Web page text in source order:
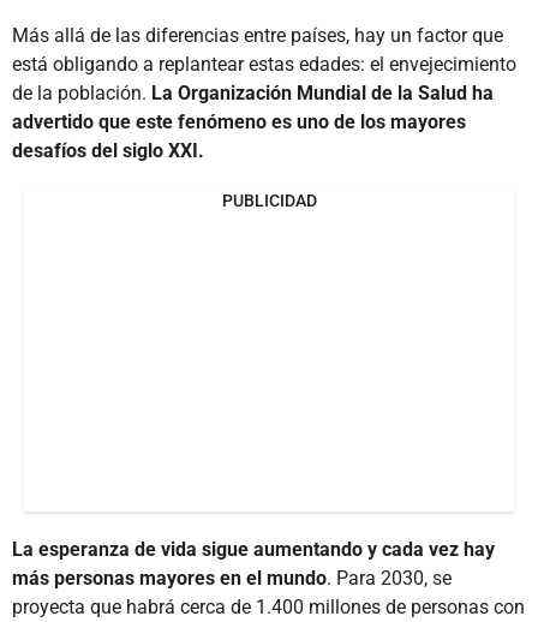
Más allá de las diferencias entre países, hay un factor que
está obligando a replantear estas edades: el envejecimiento
de la población. La Organización Mundial de la Salud ha
advertido que este fenómeno es uno de los mayores
desafíos del siglo XXI.
PUBLICIDAD
La esperanza de vida sigue aumentando y cada vez hay
más personas mayores en el mundo. Para 2030, se
proyecta que habrá cerca de 1.400 millones de personas con